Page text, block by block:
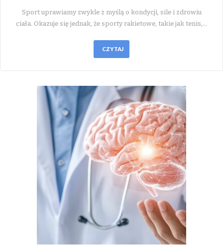
Sport uprawiamy zwykle z myślą o kondycji, sile i zdrowiu
ciała. Okazuje się jednak, że sporty rakietowe, takie jak tenis,…
CZYTAJ